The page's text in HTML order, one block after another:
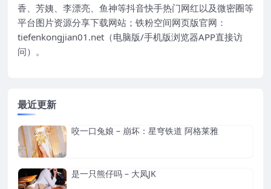
香、芳姨、李漂亮、鱼神等抖音快手热门网红以及微密圈等
平台图片资源分享下载网站；铁粉空间网页版官网：
tiefenkongjian01.net（电脑版/手机版浏览器APP直接访
问）。
最近更新
咬一口兔娘 – 崩坏：星穹铁道 阿格莱雅
是一只熊仔吗 – 大凤JK